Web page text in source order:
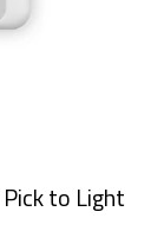
to Light